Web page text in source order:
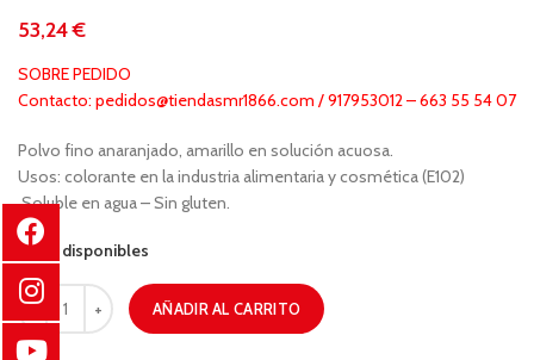
€
SOBRE PEDIDO
Contacto: pedidos@tiendasmr1866.com / 917953012 – 663 55 54 07
Polvo fino anaranjado, amarillo en solución acuosa.
Usos: colorante en la industria alimentaria y cosmética (E102)
.Soluble en agua – Sin gluten.
97 disponibles
AÑADIR AL CARRITO